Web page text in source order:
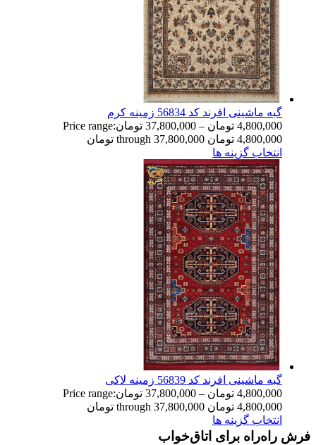
گبه ماشینی افرند کد 56834 زمینه کرم
4,800,000 تومان –
37,800,000 تومانPrice range:
4,800,000 تومان through 37,800,000 تومان
انتخاب گزینه ها
گبه ماشینی افرند کد 56839 زمینه لاکی
4,800,000 تومان –
37,800,000 تومانPrice range:
4,800,000 تومان through 37,800,000 تومان
انتخاب گزینه ها
فرش راه‌راه برای اتاق‌خواب